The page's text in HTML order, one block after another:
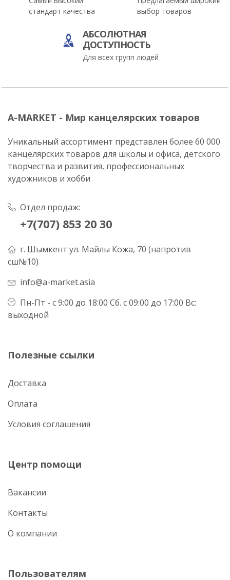
стандарт качества
выбор товаров
АБСОЛЮТНАЯ
ДОСТУПНОСТЬ
Для всех групп людей
A-MARKET - Мир канцелярских товаров
Уникальный ассортимент представлен более 60 000
канцелярских товаров для школы и офиса, детского
творчества и развития, профессиональных
художников и хобби
Отдел продаж:
+7(707) 853 20 30
г. Шымкент ул. Майлы Кожа, 70 (напротив
сш№10)
info@a-market.asia
Пн-Пт - с 9:00 до 18:00 Сб. с 09:00 до 17:00 Вс:
выходной
Полезные ссылки
Доставка
Оплата
Условия соглашения
Центр помощи
Вакансии
Контакты
О компании
Пользователям